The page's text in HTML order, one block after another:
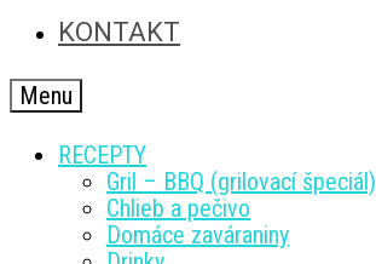
KONTAKT
Menu
RECEPTY
Gril – BBQ (grilovací špeciál)
Chlieb a pečivo
Domáce zaváraniny